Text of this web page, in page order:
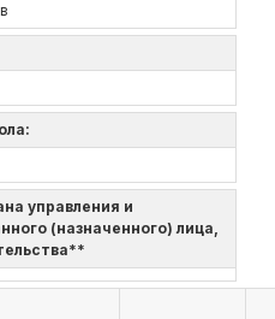
управления и
(назначенного) лица,